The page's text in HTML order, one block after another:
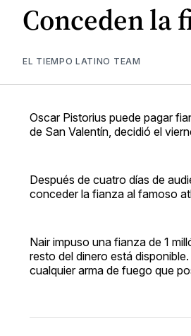
Conceden la
EL TIEMPO LATINO TEAM
Oscar Pistorius puede pagar
de San Valentín, decidió el
Después de cuatro días de
conceder la fianza al famoso
Nair impuso una fianza de 1
resto del dinero está
cualquier arma de fuego que